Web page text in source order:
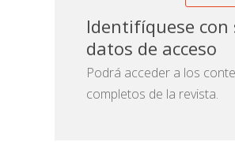
Identifíquese con
datos de acceso
Podrá acceder a los
completos de la revista.